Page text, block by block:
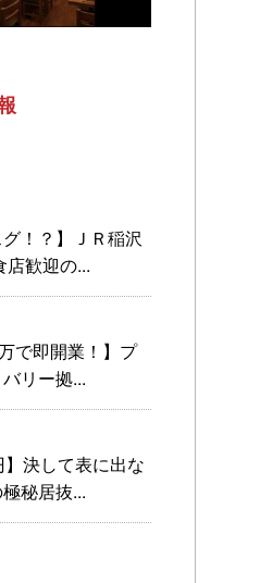
！？】ＪＲ稲沢
店歓迎の...
で即開業！】プ
リー拠...
決して表に出な
秘居抜...